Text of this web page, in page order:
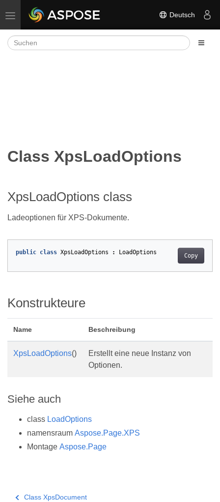
Navigation umschalten Deutsch
Class XpsLoadOptions
XpsLoadOptions class
Ladeoptionen für XPS-Dokumente.
Copy
public class XpsLoadOptions : LoadOptions
Konstrukteure
Name Beschreibung
XpsLoadOptions()
Erstellt eine neue Instanz von
Optionen.
Siehe auch
class LoadOptions
namensraum Aspose.Page.XPS
Montage Aspose.Page
Class XpsDocument